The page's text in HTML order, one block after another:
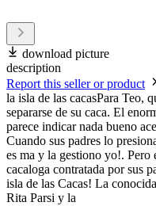
download picture
description
Report this seller or product
la isla de las cacasPara Teo,
separarse de su caca. El
parece indicar nada bueno
Cuando sus padres lo
es ma y la gestiono yo!. Pero
cacaloga contratada por sus
isla de las Cacas! La
Rita Parsi y la